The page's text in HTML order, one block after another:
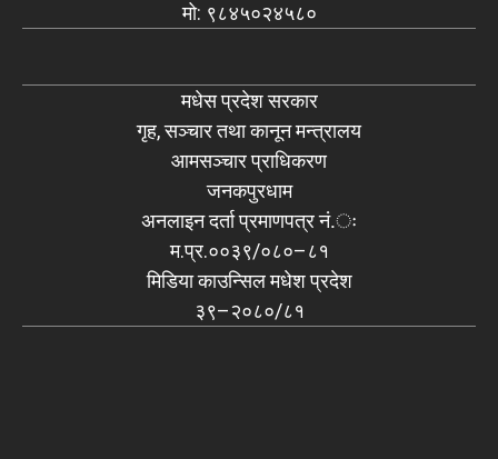
मो: ९८४५०२४५८०
मधेस प्रदेश सरकार
गृह, सञ्चार तथा कानून मन्त्रालय
आमसञ्चार प्राधिकरण
जनकपुरधाम
अनलाइन दर्ता प्रमाणपत्र नं.ः
म.प्र.००३९/०८०–८१
मिडिया काउन्सिल मधेश प्रदेश
३९–२०८०/८१